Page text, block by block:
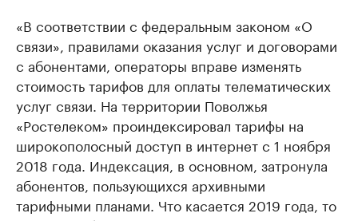
«В соответствии с федеральным законом «О
связи», правилами оказания услуг и договорами
с абонентами, операторы вправе изменять
стоимость тарифов для оплаты телематических
услуг связи. На территории Поволжья
«Ростелеком» проиндексировал тарифы на
широкополосный доступ в интернет с 1 ноября
2018 года. Индексация, в основном, затронула
абонентов, пользующихся архивными
тарифными планами. Что касается 2019 года, то